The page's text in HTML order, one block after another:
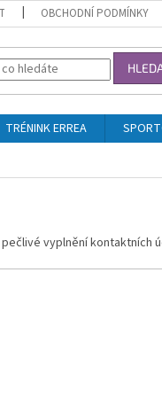
OBCHODNÍ PODMÍNKY
TRÉNINK ERREA
vyplnění kontaktních